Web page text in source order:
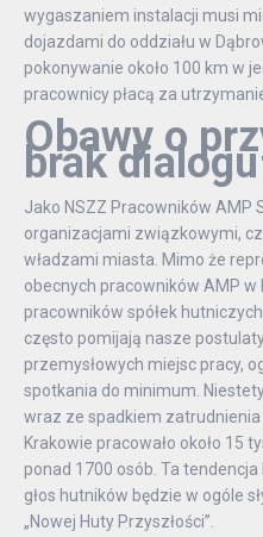
wygaszaniem instalacji musi
dojazdami do oddziału w
pokonywanie około 100 km w
pracownicy płacą za
Obawy o
brak dialogu
Jako NSZZ Pracowników AMP
organizacjami związkowymi,
władzami miasta. Mimo że
obecnych pracowników AMP w
pracowników spółek
często pomijają nasze
przemysłowych miejsc pracy,
spotkania do minimum.
wraz ze spadkiem
Krakowie pracowało około 15
ponad 1700 osób. Ta
głos hutników będzie w ogóle
„Nowej Huty Przyszłości”.